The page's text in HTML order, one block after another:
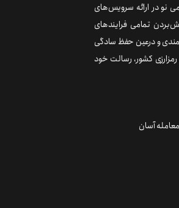
نو در ارائه سرویس‌های
تمامی فرایندهای
و درعین حفظ سادگی
کشور، رسالت خود
معامله آسان